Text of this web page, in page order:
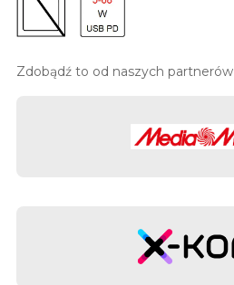
Zdobądź to od naszych partnerów